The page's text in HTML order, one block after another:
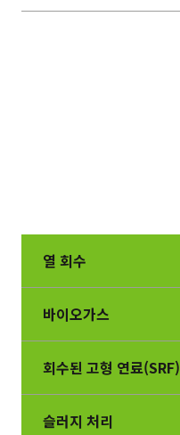
열 회수
바이오가스
회수된 고형 연료(SRF)
슬러지 처리